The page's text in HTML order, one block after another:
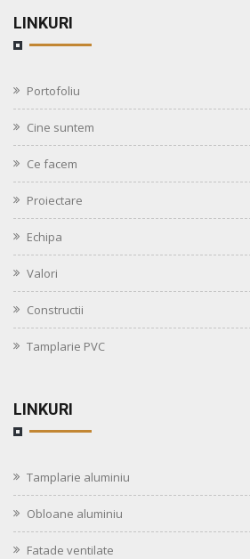
LINKURI
Portofoliu
Cine suntem
Ce facem
Proiectare
Echipa
Valori
Constructii
Tamplarie PVC
LINKURI
Tamplarie aluminiu
Obloane aluminiu
Fatade ventilate